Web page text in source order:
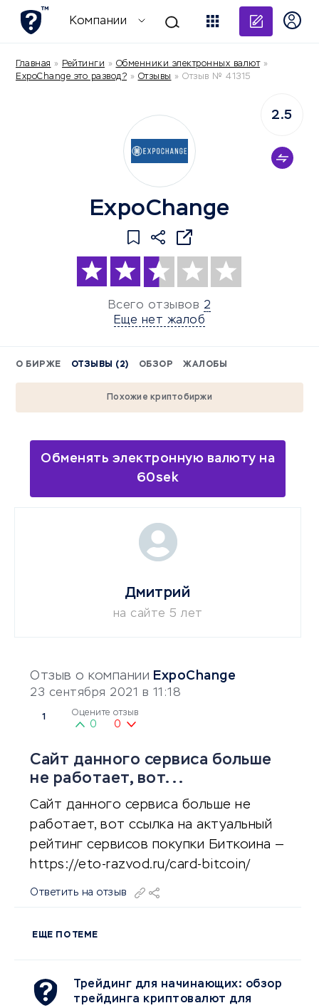
Компании
Главная » Рейтинги » Обменники электронных валют»
ExpoChange это развод? » Отзывы » Отзыв № 41315
ExpoChange
Всего отзывов 2
Еще нет жалоб
2.5
О БИРЖЕ ОТЗЫВЫ (2) ОБЗОР ЖАЛОБЫ
Похожие криптобиржи
Обменять электронную валюту на
60sek
Отзыв о компании ExpoChange
23 сентября 2021 в 11:18
1 Оцените отзыв
0 0
Сайт данного сервиса больше
не работает, вот...
Сайт данного сервиса больше не
работает, вот ссылка на актуальный
рейтинг сервисов покупки Биткоина —
https://eto-razvod.ru/card-bitcoin/
Ответить на отзыв
ЕЩЕ ПО ТЕМЕ
Трейдинг для начинающих: обзор
трейдинга криптовалют для
Дмитрий
на сайте 5 лет